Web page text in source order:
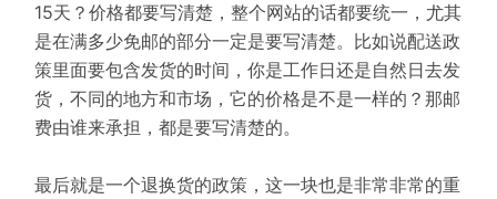
15天？价格都要写清楚，整个网站的话都要统一，尤其
是在满多少免邮的部分一定是要写清楚。比如说配送政
策里面要包含发货的时间，你是工作日还是自然日去发
货，不同的地方和市场，它的价格是不是一样的？那邮
费由谁来承担，都是要写清楚的。
最后就是一个退换货的政策，这一块也是非常非常的重